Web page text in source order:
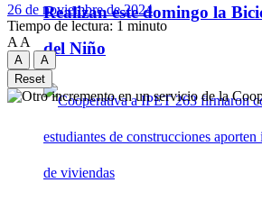
Realizan este domingo la
del Niño
26 de noviembre de 2024
Tiempo de lectura: 1 minuto
A A
A
A
Reset